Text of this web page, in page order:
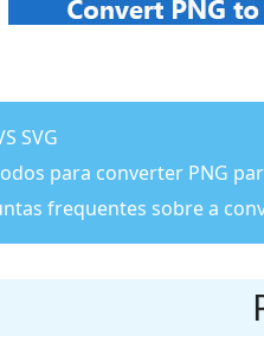
SVG
para converter PNG
frequentes sobre a